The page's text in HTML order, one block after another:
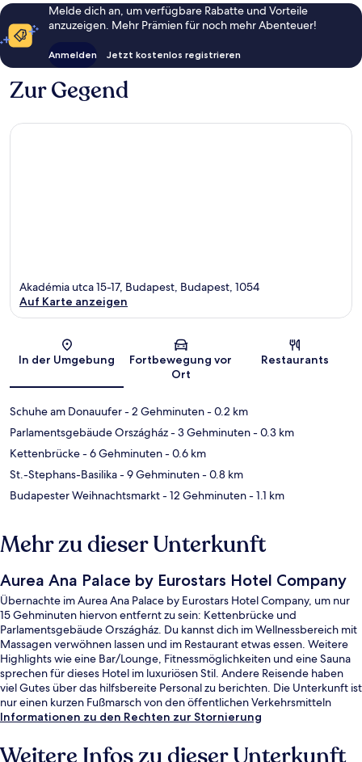
Melde dich an, um verfügbare Rabatte und Vorteile
anzuzeigen. Mehr Prämien für noch mehr Abenteuer!
Anmelden Jetzt kostenlos registrieren
Zur Gegend
Karte
Akadémia utca 15-17, Budapest, Budapest, 1054
Auf Karte anzeigen
In der Umgebung
Fortbewegung vor
Ort
Restaurants
Schuhe am Donauufer- 2 Gehminuten- 0.2 km
Parlamentsgebäude Országház- 3 Gehminuten- 0.3 km
Kettenbrücke- 6 Gehminuten- 0.6 km
St.-Stephans-Basilika- 9 Gehminuten- 0.8 km
Budapester Weihnachtsmarkt- 12 Gehminuten- 1.1 km
Mehr zu dieser Unterkunft
Aurea Ana Palace by Eurostars Hotel Company
Übernachte im Aurea Ana Palace by Eurostars Hotel Company, um nur
15 Gehminuten hiervon entfernt zu sein: Kettenbrücke und
Parlamentsgebäude Országház. Du kannst dich im Wellnessbereich mit
Massagen verwöhnen lassen und im Restaurant etwas essen. Weitere
Highlights wie eine Bar/Lounge, Fitnessmöglichkeiten und eine Sauna
sprechen für dieses Hotel im luxuriösen Stil. Andere Reisende haben
viel Gutes über das hilfsbereite Personal zu berichten. Die Unterkunft ist
nur einen kurzen Fußmarsch von den öffentlichen Verkehrsmitteln
entfernt: Zur U-Bahn läuft man 3 Minuten (Station Kossuth Lajos tér)
Informationen zu den Rechten zur Stornierung